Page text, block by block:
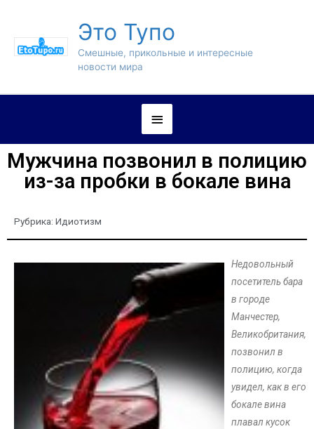
Это Тупо
Смешные, прикольные и интересные
новости мира
Мужчина позвонил в полицию
из-за пробки в бокале вина
Рубрика: Идиотизм
Недовольный
посетитель бара
в городе
Манчестер,
Великобритания,
позвонил в
полицию, когда
увидел, как в его
бокале вина
плавал кусок